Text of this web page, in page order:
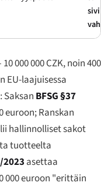
000 000 CZK, noin 400
EU-laajuisessa
Saksan BFSG §37
euroon; Ranskan
hallinnolliset sakot
tuotteelta
2023 asettaa
000 euroon "erittäin